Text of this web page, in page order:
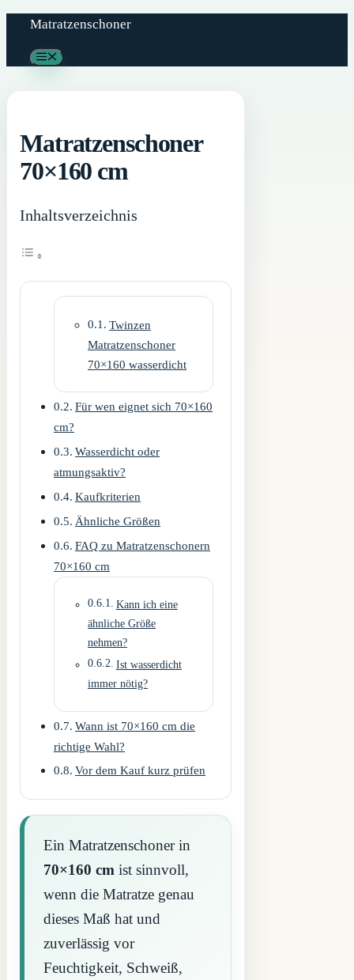
Zum
Inhalt
springen
Matratzenschoner
Menü
Matratzenschoner
70×160 cm
Inhaltsverzeichnis
Twinzen
Matratzenschoner
70×160 wasserdicht
Für wen eignet sich 70×160
cm?
Wasserdicht oder
atmungsaktiv?
Kaufkriterien
Ähnliche Größen
FAQ zu Matratzenschonern
70×160 cm
Kann ich eine
ähnliche Größe
nehmen?
Ist wasserdicht
immer nötig?
Wann ist 70×160 cm die
richtige Wahl?
Vor dem Kauf kurz prüfen
Ein Matratzenschoner in
70×160 cm ist sinnvoll,
wenn die Matratze genau
dieses Maß hat und
zuverlässig vor
Feuchtigkeit, Schweiß,